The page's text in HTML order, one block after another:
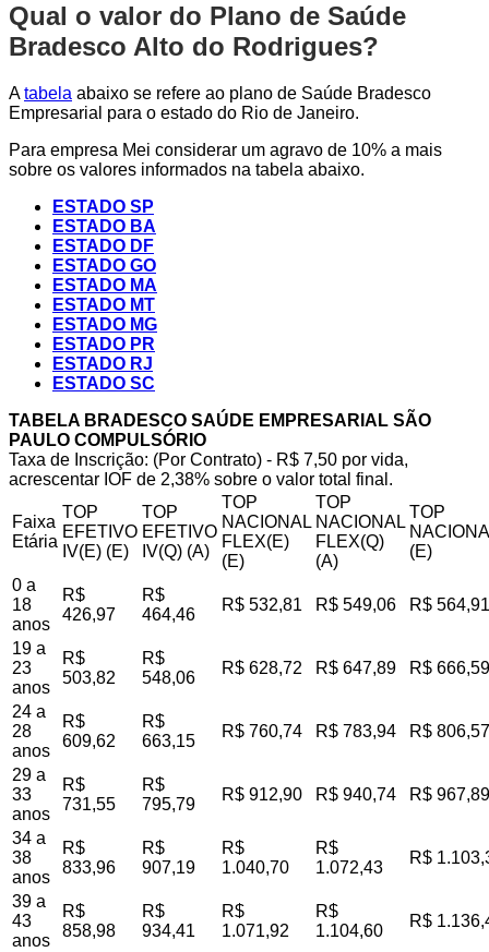
Qual o valor do Plano de Saúde
Bradesco Alto do Rodrigues?
Atabela abaixo se refere ao plano de Saúde Bradesco
Empresarial para o estado do Rio de Janeiro.
Para empresa Mei considerar um agravo de 10% a mais
sobre os valores informados na tabela abaixo.
ESTADO SP
ESTADO BA
ESTADO DF
ESTADO GO
ESTADO MA
ESTADO MT
ESTADO MG
ESTADO PR
ESTADO RJ
ESTADO SC
TABELA BRADESCO SAÚDE EMPRESARIAL SÃO
PAULO COMPULSÓRIO
Taxa de Inscrição: (Por Contrato) - R$ 7,50 por vida,
acrescentar IOF de 2,38% sobre o valor total final.
Faixa
Etária
TOP
EFETIVO
IV(E) (E)
TOP
EFETIVO
IV(Q) (A)
TOP
NACIONAL
FLEX(E)
(E)
TOP
NACIONAL
FLEX(Q)
(A)
TOP
(E)
0 a
18
anos
R$
426,97
R$
464,46
R$ 532,81 R$ 549,06 R$ 564,91
19 a
23
anos
R$
503,82
R$
548,06
R$ 628,72 R$ 647,89 R$ 666,59
24 a
28
anos
R$
609,62
R$
663,15
R$ 760,74 R$ 783,94 R$ 806,57
29 a
33
anos
R$
731,55
R$
795,79
R$ 912,90 R$ 940,74 R$ 967,89
34 a
38
anos
R$
833,96
R$
907,19
R$
1.040,70
R$
1.072,43
R$
39 a
43
anos
R$
858,98
R$
934,41
R$
1.071,92
R$
1.104,60
R$